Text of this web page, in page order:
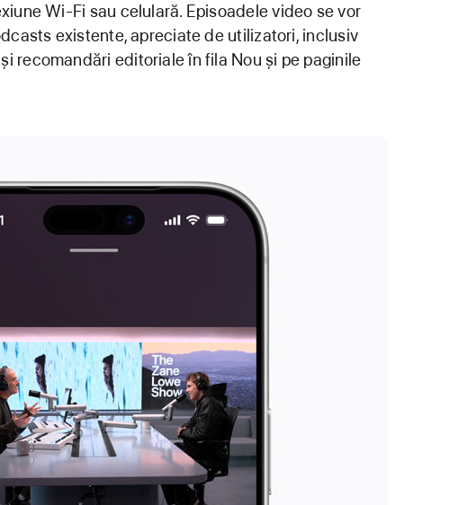
Wi-Fi sau celulară. Episoadele video se vor
existente, apreciate de utilizatori, inclusiv
recomandări editoriale în fila Nou și pe paginile